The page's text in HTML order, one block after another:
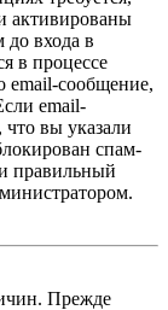
активированы
до входа в
в процессе
email-сообщение,
email-
вы указали
спам-
правильный
Прежде